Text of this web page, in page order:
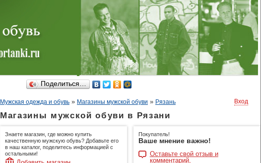
Поделиться…
Мужская одежда и обувь » Магазины мужской обуви » Рязань Вход
Магазины мужской обуви в Рязани
Знаете магазин, где можно купить
качественную мужскую обувь? Добавьте его
в наш каталог, поделитесь информацией с
остальными!
Покупатель!
Ваше мнение важно!
Оставьте свой отзыв и
комментарий.